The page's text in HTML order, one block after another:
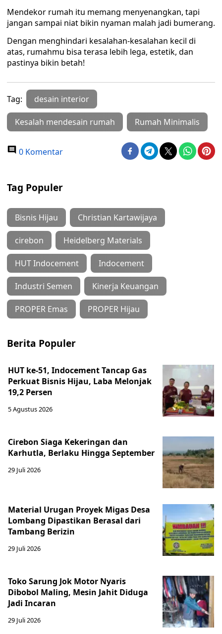
Mendekor rumah itu memang menyenangkan, tapi
jangan sampai niat bikin nyaman malah jadi bumerang.
Dengan menghindari kesalahan-kesalahan kecil di
atas, rumahmu bisa terasa lebih lega, estetik, dan
pastinya bikin betah!
Tag: desain interior
Kesalah mendesain rumah Rumah Minimalis
0 Komentar
Tag Populer
Bisnis Hijau Christian Kartawijaya
cirebon Heidelberg Materials
HUT Indocement Indocement
Industri Semen Kinerja Keuangan
PROPER Emas PROPER Hijau
Berita Populer
HUT ke-51, Indocement Tancap Gas
Perkuat Bisnis Hijau, Laba Melonjak
19,2 Persen
5 Agustus 2026
Cirebon Siaga Kekeringan dan
Karhutla, Berlaku Hingga September
29 Juli 2026
Material Urugan Proyek Migas Desa
Lombang Dipastikan Berasal dari
Tambang Berizin
29 Juli 2026
Toko Sarung Jok Motor Nyaris
Dibobol Maling, Mesin Jahit Diduga
Jadi Incaran
29 Juli 2026